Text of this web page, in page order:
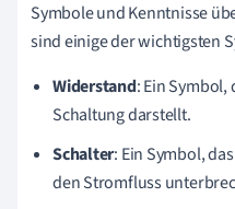
Symbole und Kenntnisse
sind einige der wichtigsten
Widerstand: Ein
Schaltung darstellt.
Schalter: Ein Symbol,
den Stromfluss